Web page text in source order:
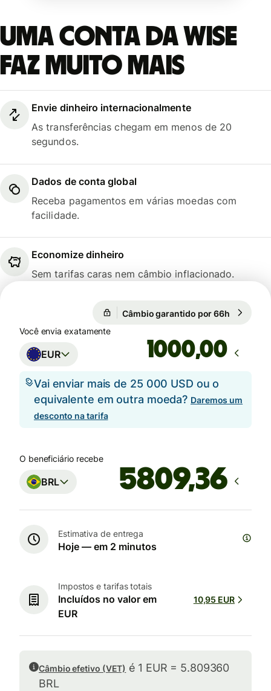
Uma conta da Wise
faz muito mais
Envie dinheiro internacionalmente
As transferências chegam em menos de 20
segundos.
Dados de conta global
Receba pagamentos em várias moedas com
facilidade.
Economize dinheiro
Sem tarifas caras nem câmbio inflacionado.
Câmbio garantido por 66h
Você envia exatamente
EUR ,00
Vai enviar mais de 25 000 USD ou o
equivalente em outra moeda? Daremos um
desconto na tarifa
O beneficiário recebe
BRL
Estimativa de entrega
Hoje — em 2 minutos
Impostos e tarifas totais
Incluídos no valor em
EUR
10,95 EUR
Câmbio efetivo (VET) é 1 EUR = 5.809360
BRL